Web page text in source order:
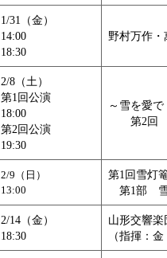
1/31（金）
14:00
18:30
野村万作
2/8（土）
第1回公演
18:00
第2回公演
19:30
～雪を愛
第2回
2/9（日）
13:00
第1回雪灯
第1部 雪
2/14（金）
18:30
山形交響
（指揮：